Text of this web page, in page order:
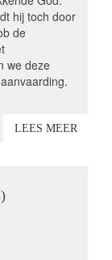
hij toch door
de
we deze
LEES MEER